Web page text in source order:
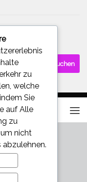
zu
welche
Sie
auf Alle
zu
, um nicht